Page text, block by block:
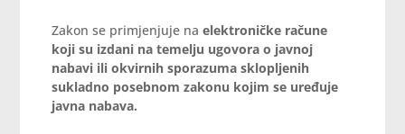
Zakon se primjenjuje naelektroničke račune
koji su izdani na temelju ugovora o javnoj
nabavi ili okvirnih sporazuma sklopljenih
sukladno posebnom zakonu kojim se uređuje
javna nabava.